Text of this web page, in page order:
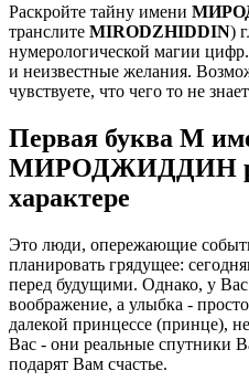
Раскройте тайну имени
транслите MIRODZHIDDIN)
нумерологической магии
и неизвестные желания.
чувствуете, что чего то не
Первая буква М
МИРОДЖИДДИН
характере
Это люди, опережающие
планировать грядущее:
перед будущими. Однако, у Вас
воображение, а улыбка -
далекой принцессе (принце),
Вас - они реальные спутники
подарят Вам счастье.